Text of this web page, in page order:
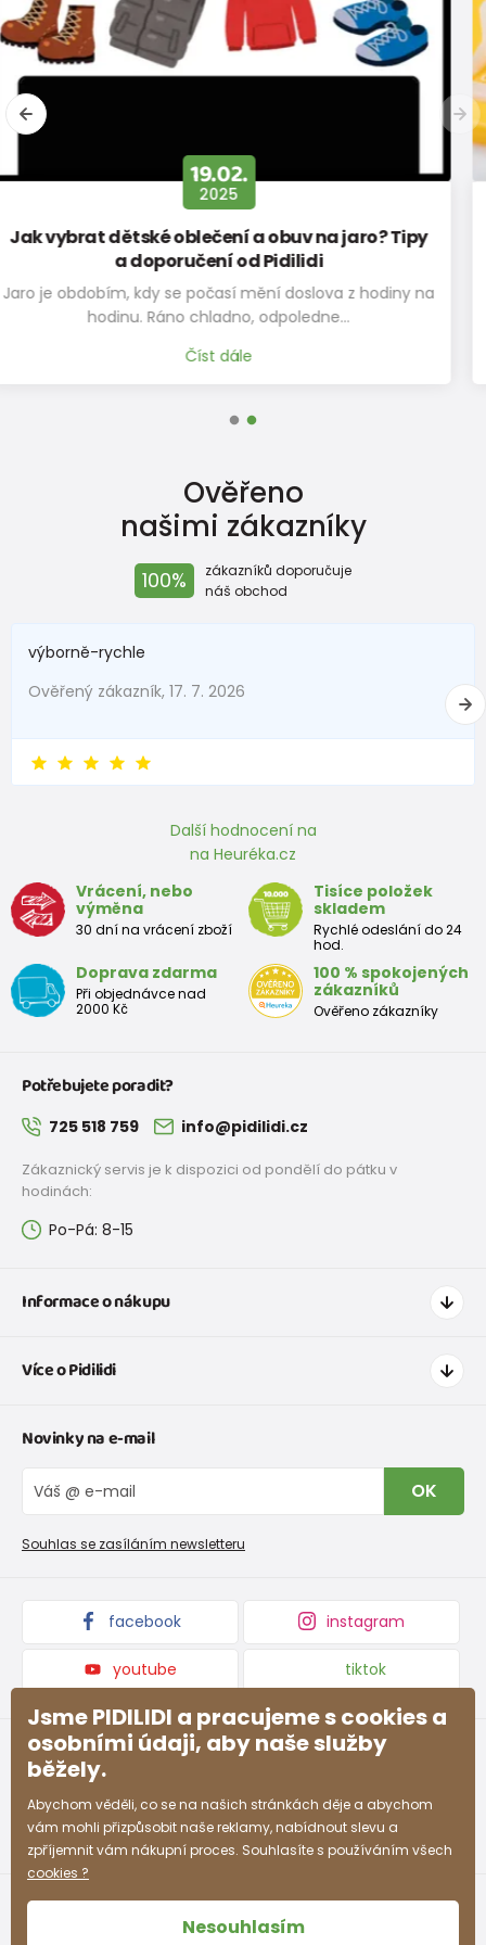
stélky v
mm
225 231 237 249 255 261
12.11.
2019
Jak změřit nohu a vybrat správnou velikost?
Klíč k pohodlí? Správná velikost! Změřte nožku jako profík
Výběr správné velikosti obuvi…
Číst dále
Ověřeno
našimi zákazníky
100%
zákazníků doporučuje
náš obchod
výborně-rychle
Ověřený zákazník, 17. 7. 2026
Další hodnocení na
na Heuréka.cz
Vrácení, nebo
výměna
30 dní na vrácení zboží
Tisíce položek
skladem
Rychlé odeslání do 24
hod.
Doprava zdarma
Při objednávce nad
2000 Kč
100 % spokojených
zákazníků
Ověřeno zákazníky
Potřebujete poradit?
725 518 759 info@pidilidi.cz
Zákaznický servis je k dispozici od pondělí do pátku v
hodinách:
Po-Pá: 8-15
Informace o nákupu
Doprava a platba
Tabulka velikostí obuvi
Vrácení zboží a reklamace
Reklamační řád
Nevyzvednutá objednávka na dobírku
Více o Pidilidi
O nás
Blog
Velkoobchod PiDiLiDi
Affiliate program
Kolekce zboží
Novinky na e-mail
OK
Souhlas se zasíláním newsletteru
facebook instagram
youtube tiktok
Jsme PIDILIDI a pracujeme s cookies a
osobními údaji, aby naše služby
běžely.
Abychom věděli, co se na našich stránkách děje a abychom
vám mohli přizpůsobit naše reklamy, nabídnout slevu a
zpříjemnit vám nákupní proces. Souhlasíte s používáním všech
cookies ?
Nesouhlasím